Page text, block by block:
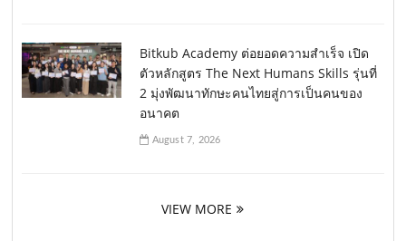
Bitkub Academy ต่อยอดความสำเร็จ เปิด
ตัวหลักสูตร The Next Humans Skills รุ่นที่
2 มุ่งพัฒนาทักษะคนไทยสู่การเป็นคนของ
อนาคต
August 7, 2026
VIEW MORE